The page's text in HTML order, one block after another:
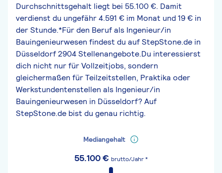
Durchschnittsgehalt liegt bei 55.100 €. Damit
verdienst du ungefähr 4.591 € im Monat und 19 € in
der Stunde.*Für den Beruf als Ingenieur/in
Bauingenieurwesen findest du auf StepStone.de in
Düsseldorf 2904 Stellenangebote.Du interessierst
dich nicht nur für Vollzeitjobs, sondern
gleichermaßen für Teilzeitstellen, Praktika oder
Werkstundentenstellen als Ingenieur/in
Bauingenieurwesen in Düsseldorf? Auf
StepStone.de bist du genau richtig.
Mediangehalt
55.100€ brutto/Jahr *